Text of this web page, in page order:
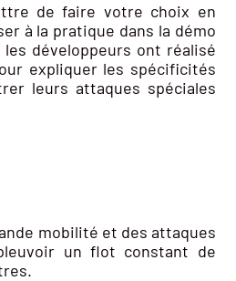
de faire votre choix en
à la pratique dans la démo
développeurs ont réalisé
expliquer les spécificités
leurs attaques spéciales
mobilité et des attaques
un flot constant de